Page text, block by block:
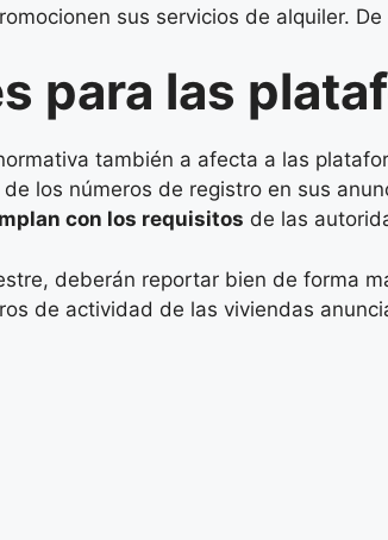
sus servicios de alquiler.
para las
también a afecta a las
los números de registro en sus
con los requisitos de las
deberán reportar bien de forma
de actividad de las viviendas